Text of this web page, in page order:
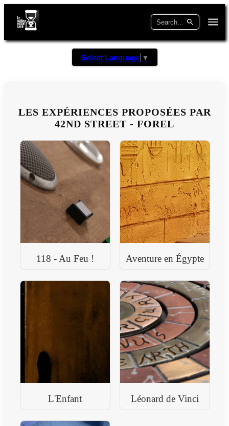
Select Language ▼
LES EXPÉRIENCES PROPOSÉES PAR
42ND STREET - FOREL
118 - Au Feu ! Aventure en Égypte
L'Enfant Léonard de Vinci